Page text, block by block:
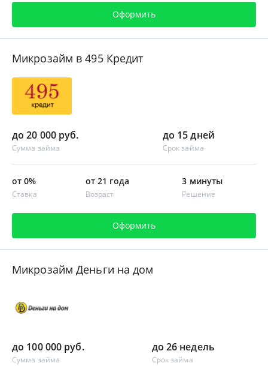
Оформить
Микрозайм в 495 Кредит
до 20 000 руб.
Сумма займа
до 15 дней
Срок займа
от 0%
Ставка
от 21 года
Возраст
3 минуты
Решение
Оформить
Микрозайм Деньги на дом
до 100 000 руб.
Сумма займа
до 26 недель
Срок займа